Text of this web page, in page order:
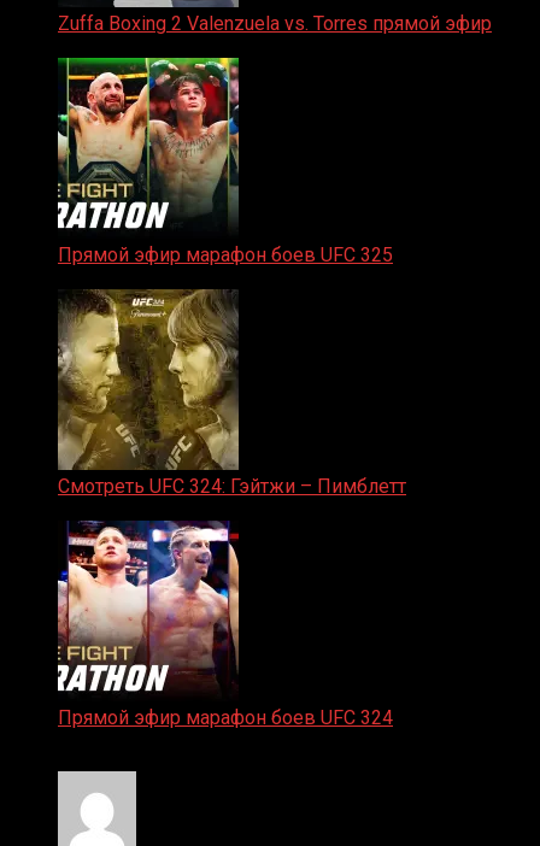
Zuffa Boxing 2 Valenzuela vs. Torres прямой эфир
Прямой эфир марафон боев UFC 325
Смотреть UFC 324: Гэйтжи – Пимблетт
Прямой эфир марафон боев UFC 324